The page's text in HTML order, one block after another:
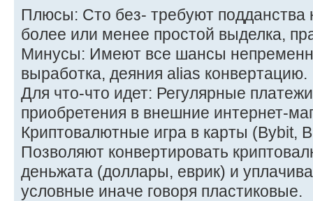
Плюсы: Сто без- требуют подданства
более или менее простой выделка,
Минусы: Имеют все шансы
выработка, деяния alias конвертацию.
Для что-что идет: Регулярные
приобретения в внешние интернет-
Криптовалютные игра в карты (Bybit,
Позволяют конвертировать
деньжата (доллары, еврик) и
условные иначе говоря пластиковые.